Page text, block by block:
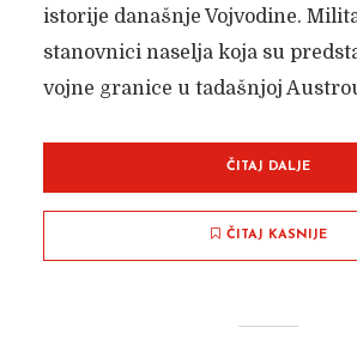
istorije današnje Vojvodine.
stanovnici naselja koja su
vojne granice u tadašnjoj
ČITAJ DALJE
ČITAJ KASNIJE